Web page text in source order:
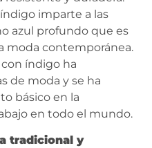
imparte a las
azul profundo que es
moda contemporánea.
índigo ha
de moda y se ha
básico en la
en todo el mundo.
tradicional y